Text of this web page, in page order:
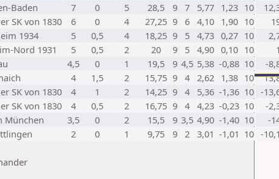
Baden 7 0 5 28,5 9 7 5,77 1,23 10
SK von 1830 6 0 4 27,25 9 6 4,10 1,90 10
1934 5 0,5 4 18,25 9 5 4,73 0,27 10
Nord 1931 5 0,5 2 20 9 5 4,90 0,10 10
1
4,5 0 1 19,5 9 4,5 5,38 -0,88 10
-
4 1,5 2 15,75 9 4 2,62 1,38 10
SK von 1830 4 1 2 14,25 9 4 5,36 -1,36 10 -
SK von 1830 4 0,5 2 16,75 9 4 4,23 -0,23 10
-
München 3,5 0 2 15,5 9 3,5 4,90 -1,40 10
-
2 0 1 9,75 9 2 3,01 -1,01 10 -10,1